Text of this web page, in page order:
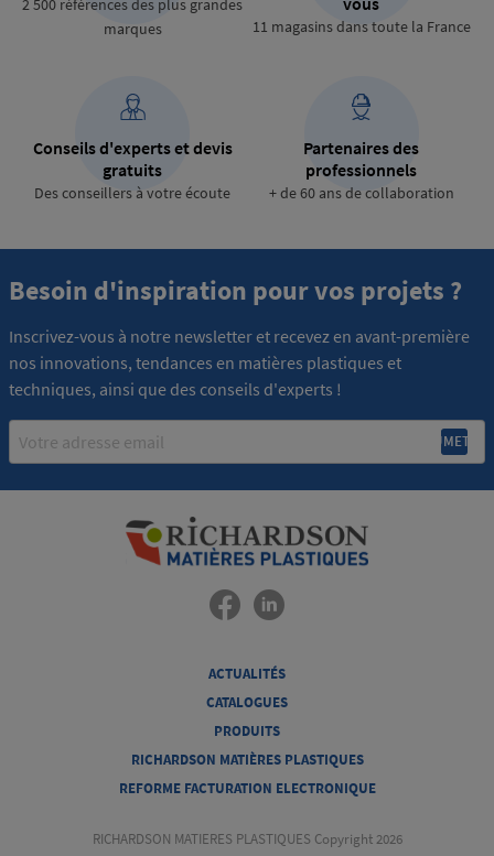
marques
11 magasins dans toute la France
Conseils d'experts et devis
gratuits
Des conseillers à votre écoute
Partenaires des
professionnels
+ de 60 ans de collaboration
Besoin d'inspiration pour vos projets ?
Inscrivez-vous à notre newsletter et recevez en avant-première
nos innovations, tendances en matières plastiques et
techniques, ainsi que des conseils d'experts !
Email
ACTUALITÉS
CATALOGUES
PRODUITS
RICHARDSON MATIÈRES PLASTIQUES
REFORME FACTURATION ELECTRONIQUE
RICHARDSON MATIERES PLASTIQUES Copyright 2026